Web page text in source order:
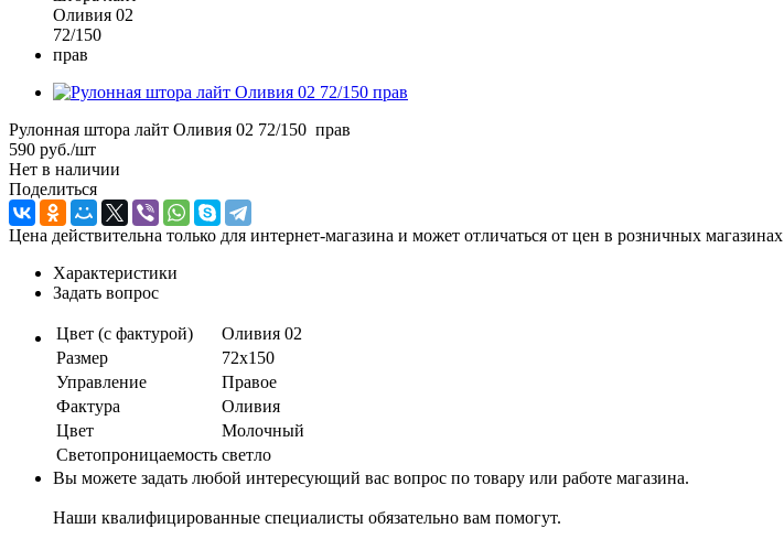
Рулонная штора лайт Оливия 02 72/150 прав
590 руб./шт
Нет в наличии
Поделиться
Цена действительна только для интернет-магазина и может отличаться от цен в розничных магазинах
Характеристики
Задать вопрос
Цвет (с фактурой)
Оливия 02
Размер
72х150
Управление
Правое
Фактура
Оливия
Цвет
Молочный
Светопроницаемость светло
Вы можете задать любой интересующий вас вопрос по товару или работе магазина.
Наши квалифицированные специалисты обязательно вам помогут.